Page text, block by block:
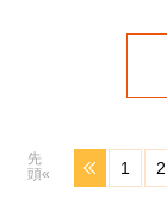
先
頭«
1 2